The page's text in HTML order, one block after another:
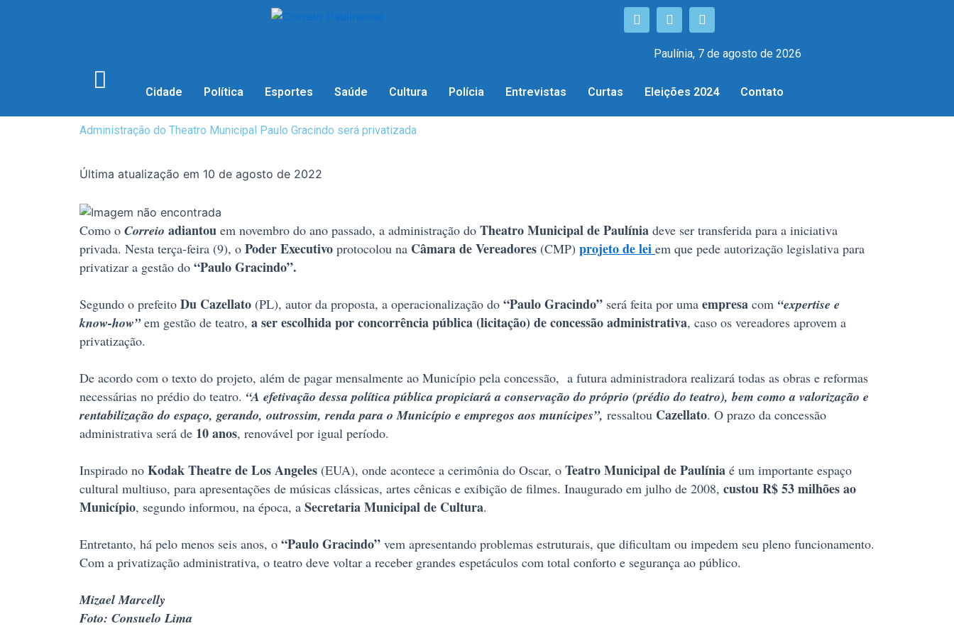
Paulínia, 7 de agosto de 2026
Cidade Política Esportes Saúde Cultura Polícia Entrevistas Curtas Eleições 2024 Contato
Administração do Theatro Municipal Paulo Gracindo será privatizada
Última atualização em 10 de agosto de 2022
Como o Correio adiantou em novembro do ano passado, a administração do Theatro Municipal de Paulínia deve ser transferida para a iniciativa
privada. Nesta terça-feira (9), o Poder Executivo protocolou na Câmara de Vereadores (CMP) projeto de lei em que pede autorização legislativa para
privatizar a gestão do “Paulo Gracindo”.
Segundo o prefeito Du Cazellato (PL), autor da proposta, a operacionalização do “Paulo Gracindo” será feita por uma empresa com “expertise e
know-how”em gestão de teatro, a ser escolhida por concorrência pública (licitação) de concessão administrativa, caso os vereadores aprovem a
privatização.
De acordo com o texto do projeto, além de pagar mensalmente ao Município pela concessão, a futura administradora realizará todas as obras e reformas
necessárias no prédio do teatro. “A efetivação dessa política pública propiciará a conservação do próprio (prédio do teatro), bem como a valorização e
rentabilização do espaço, gerando, outrossim, renda para o Município e empregos aos munícipes”, ressaltou Cazellato. O prazo da concessão
administrativa será de 10 anos, renovável por igual período.
Inspirado no Kodak Theatre de Los Angeles (EUA), onde acontece a cerimônia do Oscar, o Teatro Municipal de Paulínia é um importante espaço
cultural multiuso, para apresentações de músicas clássicas, artes cênicas e exibição de filmes. Inaugurado em julho de 2008, custou R$ 53 milhões ao
Município, segundo informou, na época, a Secretaria Municipal de Cultura.
Entretanto, há pelo menos seis anos, o “Paulo Gracindo” vem apresentando problemas estruturais, que dificultam ou impedem seu pleno funcionamento.
Com a privatização administrativa, o teatro deve voltar a receber grandes espetáculos com total conforto e segurança ao público.
Mizael Marcelly
Foto: Consuelo Lima